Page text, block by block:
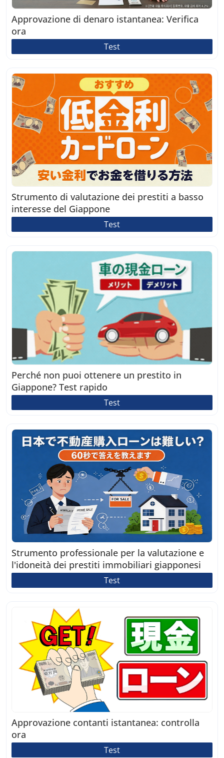
Approvazione di denaro istantanea: Verifica
ora
Test
Strumento di valutazione dei prestiti a basso
interesse del Giappone
Test
Perché non puoi ottenere un prestito in
Giappone? Test rapido
Test
Strumento professionale per la valutazione e
l'idoneità dei prestiti immobiliari giapponesi
Test
Approvazione contanti istantanea: controlla
ora
Test